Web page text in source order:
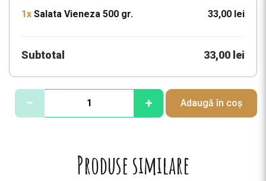
1x Salata Vieneza 500 gr. 33,00 lei
Subtotal 33,00 lei
C
− + Adaugă în coș
Produse similare